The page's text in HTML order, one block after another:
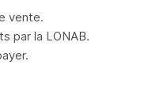
vente.
par la LONAB.